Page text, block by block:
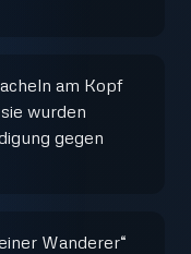
am Kopf
wurden
gegen
Wanderer“